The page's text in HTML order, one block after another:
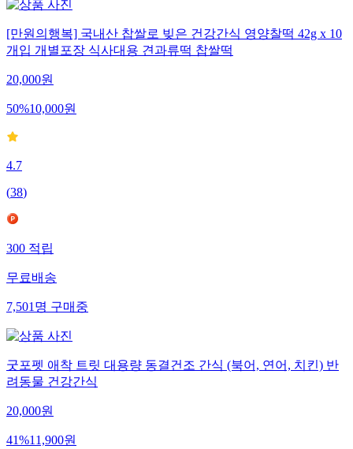
[만원의행복] 국내산 찹쌀로 빚은 건강간식 영양찰떡 42g x 10
개입 개별포장 식사대용 견과류떡 찹쌀떡
20,000원
50%10,000원
4.7
(38)
300적립
무료배송
7,501명구매중
굿포펫 애착 트릿 대용량 동결건조 간식 (북어, 연어, 치킨) 반
려동물 건강간식
20,000원
41%11,900원